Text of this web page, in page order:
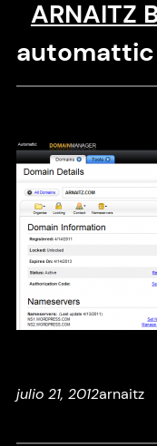
Saltar
contenido
ARNAITZ
automattic
julio 21, 2012arnaitz